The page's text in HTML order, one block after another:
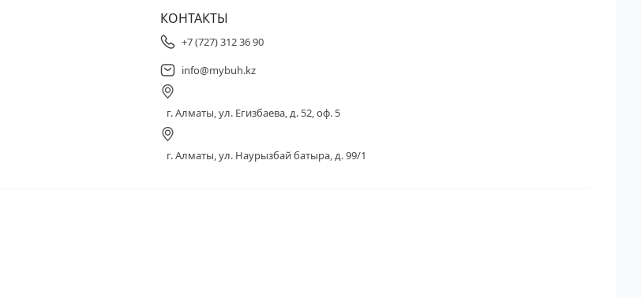
КОНТАКТЫ
+7 (727) 312 36 90
info@mybuh.kz
г. Алматы, ул. Егизбаева, д. 52, оф. 5
г. Алматы, ул. Наурызбай батыра, д. 99/1